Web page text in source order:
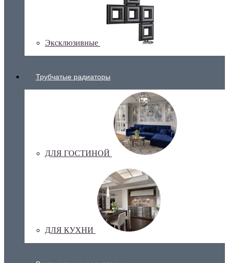
Эксклюзивные
Трубчатые радиаторы
ДЛЯ ГОСТИНОЙ
ДЛЯ КУХНИ